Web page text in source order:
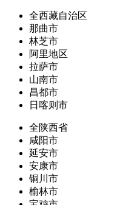
全西藏自治区
那曲市
林芝市
阿里地区
拉萨市
山南市
昌都市
日喀则市
全陕西省
咸阳市
延安市
安康市
铜川市
榆林市